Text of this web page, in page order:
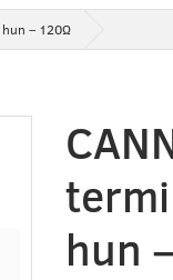
hun – 120Ω
hun